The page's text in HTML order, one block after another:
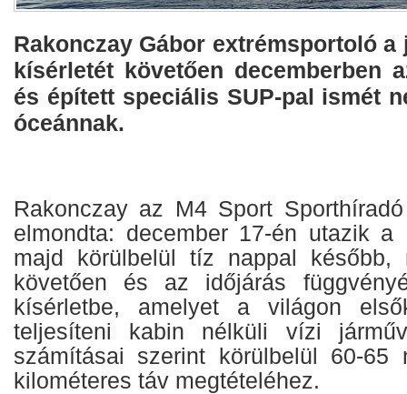
Rakonczay Gábor extrémsportoló
kísérletét követően decemberben
és épített speciális SUP-pal ismét
óceánnak.
Rakonczay az M4 Sport
elmondta: december 17-én utazik a
majd körülbelül tíz nappal később,
követően és az időjárás
kísérletbe, amelyet a világon
teljesíteni kabin nélküli vízi
számításai szerint körülbelül 60-
kilométeres táv megtételéhez.